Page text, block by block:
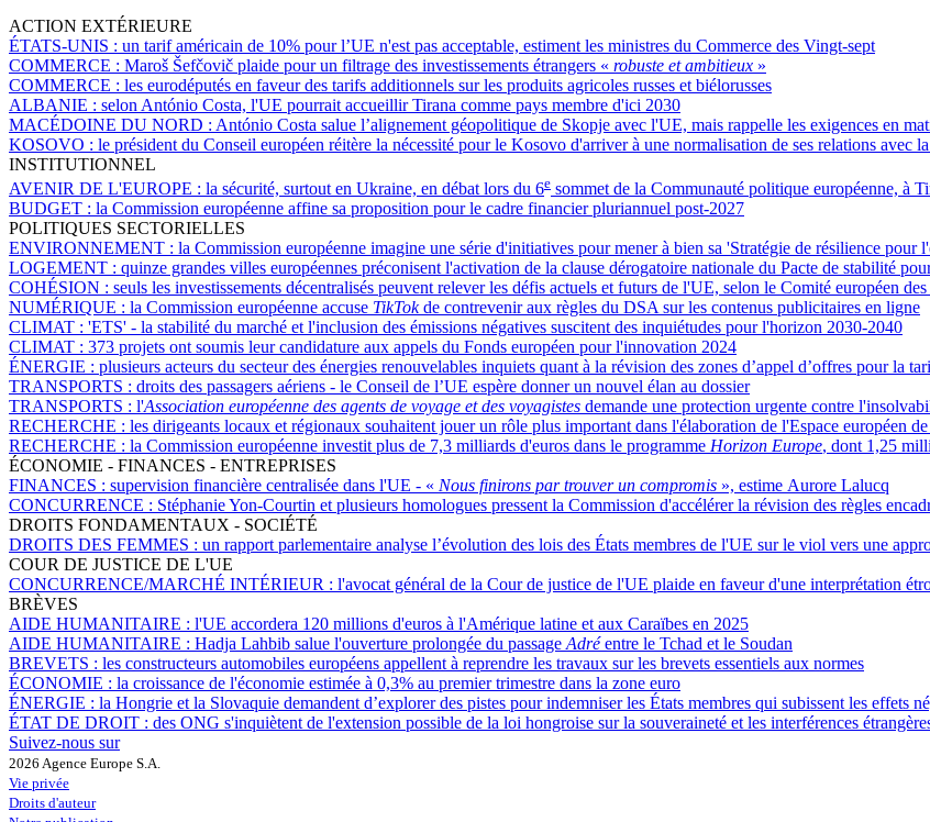
ACTION EXTÉRIEURE
ÉTATS-UNIS : un tarif américain de 10% pour l’UE n'est pas acceptable, estiment les ministres du Commerce des Vingt-sept
COMMERCE : Maroš Šefčovič plaide pour un filtrage des investissements étrangers « robuste et ambitieux »
COMMERCE : les eurodéputés en faveur des tarifs additionnels sur les produits agricoles russes et biélorusses
ALBANIE : selon António Costa, l'UE pourrait accueillir Tirana comme pays membre d'ici 2030
MACÉDOINE DU NORD : António Costa salue l’alignement géopolitique de Skopje avec l'UE, mais rappelle les exigences en
KOSOVO : le président du Conseil européen réitère la nécessité pour le Kosovo d'arriver à une normalisation de ses relations avec
INSTITUTIONNEL
AVENIR DE L'EUROPE : la sécurité, surtout en Ukraine, en débat lors du 6e sommet de la Communauté politique européenne, à
BUDGET : la Commission européenne affine sa proposition pour le cadre financier pluriannuel post-2027
POLITIQUES SECTORIELLES
ENVIRONNEMENT : la Commission européenne imagine une série d'initiatives pour mener à bien sa 'Stratégie de résilience pour
LOGEMENT : quinze grandes villes européennes préconisent l'activation de la clause dérogatoire nationale du Pacte de stabilité
COHÉSION : seuls les investissements décentralisés peuvent relever les défis actuels et futurs de l'UE, selon le Comité européen
NUMÉRIQUE : la Commission européenne accuse TikTokde contrevenir aux règles du DSA sur les contenus publicitaires en ligne
CLIMAT : 'ETS' - la stabilité du marché et l'inclusion des émissions négatives suscitent des inquiétudes pour l'horizon 2030-2040
CLIMAT : 373 projets ont soumis leur candidature aux appels du Fonds européen pour l'innovation 2024
ÉNERGIE : plusieurs acteurs du secteur des énergies renouvelables inquiets quant à la révision des zones d’appel d’offres pour la
TRANSPORTS : droits des passagers aériens - le Conseil de l’UE espère donner un nouvel élan au dossier
TRANSPORTS : l'Association européenne des agents de voyage et des voyagistes demande une protection urgente contre
RECHERCHE : les dirigeants locaux et régionaux souhaitent jouer un rôle plus important dans l'élaboration de l'Espace européen
RECHERCHE : la Commission européenne investit plus de 7,3 milliards d'euros dans le programme Horizon Europe, dont 1,25
ÉCONOMIE - FINANCES - ENTREPRISES
FINANCES : supervision financière centralisée dans l'UE - « Nous finirons par trouver un compromis », estime Aurore Lalucq
CONCURRENCE : Stéphanie Yon-Courtin et plusieurs homologues pressent la Commission d'accélérer la révision des règles
DROITS FONDAMENTAUX - SOCIÉTÉ
DROITS DES FEMMES : un rapport parlementaire analyse l’évolution des lois des États membres de l'UE sur le viol vers une
COUR DE JUSTICE DE L'UE
CONCURRENCE/MARCHÉ INTÉRIEUR : l'avocat général de la Cour de justice de l'UE plaide en faveur d'une interprétation
BRÈVES
AIDE HUMANITAIRE : l'UE accordera 120 millions d'euros à l'Amérique latine et aux Caraïbes en 2025
AIDE HUMANITAIRE : Hadja Lahbib salue l'ouverture prolongée du passage Adréentre le Tchad et le Soudan
BREVETS : les constructeurs automobiles européens appellent à reprendre les travaux sur les brevets essentiels aux normes
ÉCONOMIE : la croissance de l'économie estimée à 0,3% au premier trimestre dans la zone euro
ÉNERGIE : la Hongrie et la Slovaquie demandent d’explorer des pistes pour indemniser les États membres qui subissent les effets
ÉTAT DE DROIT : des ONG s'inquiètent de l'extension possible de la loi hongroise sur la souveraineté et les interférences
Suivez-nous sur
2026 Agence Europe S.A.
Vie privée
Droits d'auteur